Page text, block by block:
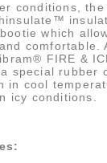
conditions,
which
comfortable.
FIRE &
special rubber
in cool
icy conditions.